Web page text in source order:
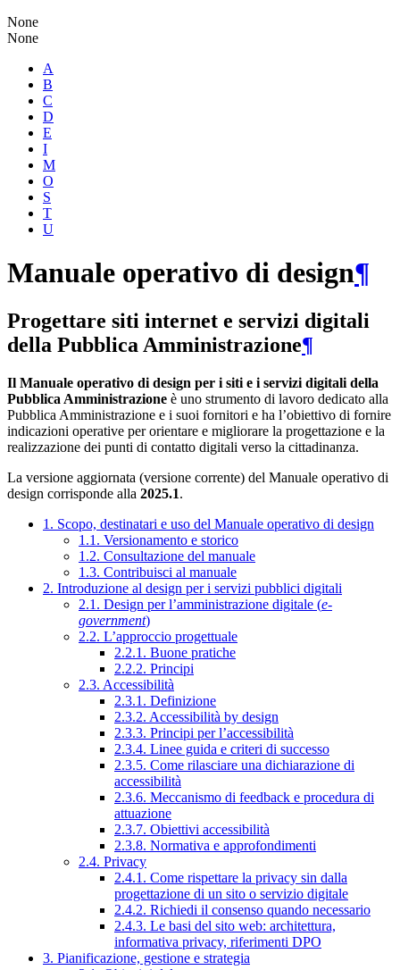
None
None
A
B
C
D
E
I
M
O
S
T
U
Manuale operativo di design¶
Progettare siti internet e servizi digitali
della Pubblica Amministrazione¶
Il Manuale operativo di design per i siti e i servizi digitali della
Pubblica Amministrazione è uno strumento di lavoro dedicato alla
Pubblica Amministrazione e i suoi fornitori e ha l’obiettivo di fornire
indicazioni operative per orientare e migliorare la progettazione e la
realizzazione dei punti di contatto digitali verso la cittadinanza.
La versione aggiornata (versione corrente) del Manuale operativo di
design corrisponde alla 2025.1.
1. Scopo, destinatari e uso del Manuale operativo di design
1.1. Versionamento e storico
1.2. Consultazione del manuale
1.3. Contribuisci al manuale
2. Introduzione al design per i servizi pubblici digitali
2.1. Design per l’amministrazione digitale (e-
government)
2.2. L’approccio progettuale
2.2.1. Buone pratiche
2.2.2. Principi
2.3. Accessibilità
2.3.1. Definizione
2.3.2. Accessibilità by design
2.3.3. Principi per l’accessibilità
2.3.4. Linee guida e criteri di successo
2.3.5. Come rilasciare una dichiarazione di
accessibilità
2.3.6. Meccanismo di feedback e procedura di
attuazione
2.3.7. Obiettivi accessibilità
2.3.8. Normativa e approfondimenti
2.4. Privacy
2.4.1. Come rispettare la privacy sin dalla
progettazione di un sito o servizio digitale
2.4.2. Richiedi il consenso quando necessario
2.4.3. Le basi del sito web: architettura,
informativa privacy, riferimenti DPO
3. Pianificazione, gestione e strategia